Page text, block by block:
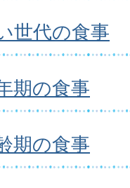
世代の食事
期の食事
期の食事